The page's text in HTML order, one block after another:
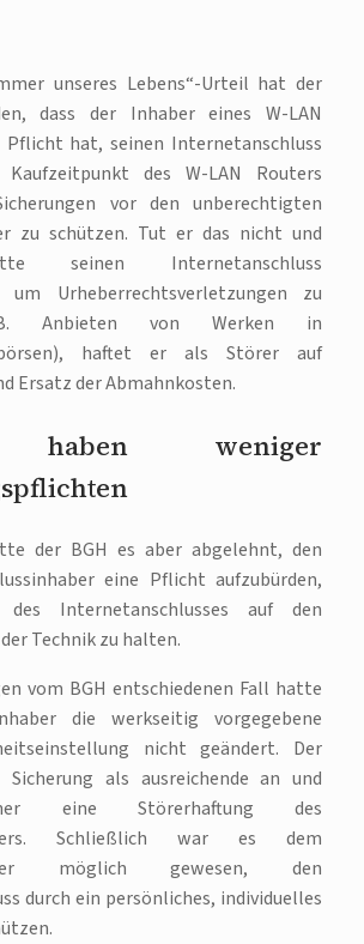
unseres Lebens“-Urteil hat der
dass der Inhaber eines W-LAN
Pflicht hat, seinen Internetanschluss
des W-LAN Routers
vor den unberechtigten
zu schützen. Tut er das nicht und
seinen Internetanschluss
um Urheberrechtsverletzungen zu
Anbieten von Werken in
haftet er als Störer auf
Ersatz der Abmahnkosten.
haben weniger
der BGH es aber abgelehnt, den
eine Pflicht aufzubürden,
des Internetanschlusses auf den
Technik zu halten.
vom BGH entschiedenen Fall hatte
die werkseitig vorgegebene
nicht geändert. Der
Sicherung als ausreichende an und
eine Störerhaftung des
Schließlich war es dem
möglich gewesen, den
durch ein persönliches, individuelles